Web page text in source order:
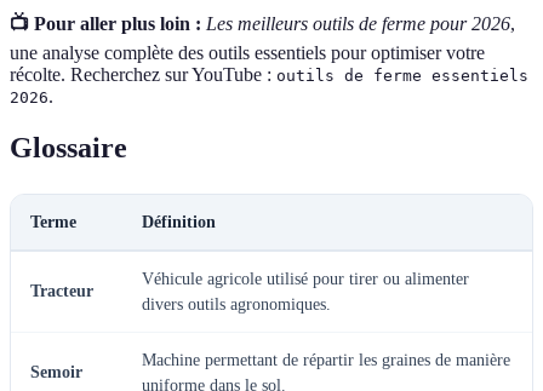
📺 Pour aller plus loin : Les meilleurs outils de ferme pour 2026,
une analyse complète des outils essentiels pour optimiser votre
récolte. Recherchez sur YouTube : outils de ferme essentiels
2026.
Glossaire
Terme Définition
Tracteur
Véhicule agricole utilisé pour tirer ou alimenter
divers outils agronomiques.
Semoir
Machine permettant de répartir les graines de manière
uniforme dans le sol.